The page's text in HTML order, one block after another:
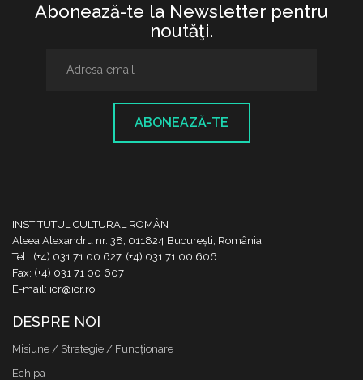
Abonează-te la Newsletter pentru
noutăţi.
ABONEAZĂ-TE
INSTITUTUL CULTURAL ROMÂN
Aleea Alexandru nr. 38, 011824 București, România
Tel.: (+4) 031 71 00 627, (+4) 031 71 00 606
Fax: (+4) 031 71 00 607
E-mail: icr@icr.ro
DESPRE NOI
Misiune / Strategie / Funcţionare
Echipa